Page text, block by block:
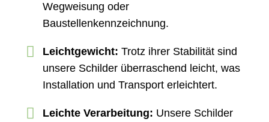
Wegweisung oder
Baustellenkennzeichnung.
Leichtgewicht:Trotz ihrer Stabilität sind
unsere Schilder überraschend leicht, was
Installation und Transport erleichtert.
Leichte Verarbeitung: Unsere Schilder